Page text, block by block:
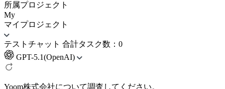
所属プロジェクト
My
マイプロジェクト
テストチャット 合計タスク数：0
GPT-5.1(OpenAI)
Yoom株式会社について調査してください。